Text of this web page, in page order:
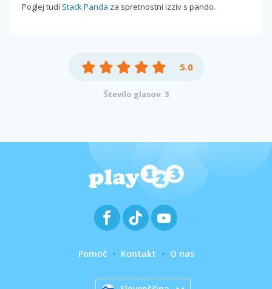
Poglej tudi Stack Panda za spretnostni izziv s pando.
5.0
Število glasov: 3
Pomoč Kontakt O nas